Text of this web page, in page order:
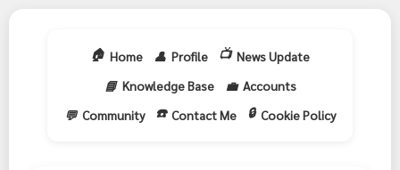
🏠 Home 👤 Profile 📺 News Update
📘 Knowledge Base 💼 Accounts
💬 Community ☎️ Contact Me 🔒 Cookie Policy